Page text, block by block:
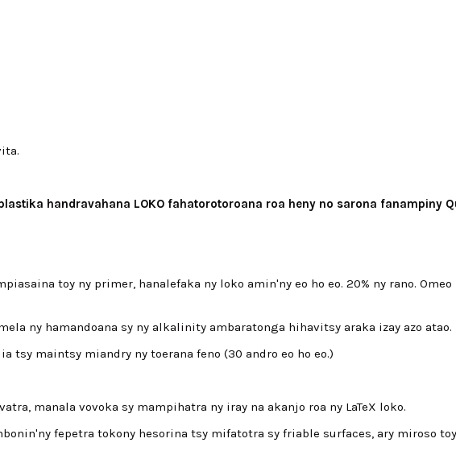
handravahana LOKO fahatorotoroana roa heny no sarona fanampiny
toy ny primer, hanalefaka ny loko amin'ny eo ho eo. 20% ny rano.
ny hamandoana sy ny alkalinity ambaratonga hihavitsy araka izay azo atao.
tsy maintsy miandry ny toerana feno (30 andro eo ho eo.)
manala vovoka sy mampihatra ny iray na akanjo roa ny LaTeX loko.
fepetra tokony hesorina tsy mifatotra sy friable surfaces, ary miroso